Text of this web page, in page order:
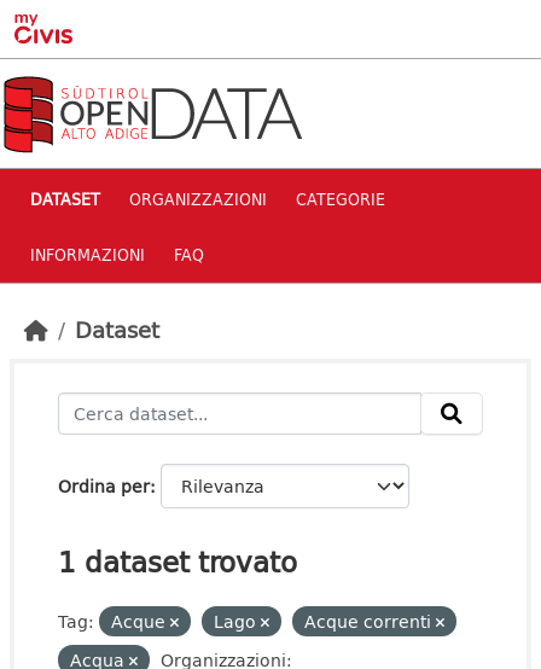
Skip to main content
DATASET ORGANIZZAZIONI CATEGORIE
INFORMAZIONI FAQ
Dataset
Ordina per
1 dataset trovato
Tag: Acque Lago
Acque correnti
Acqua
Organizzazioni: